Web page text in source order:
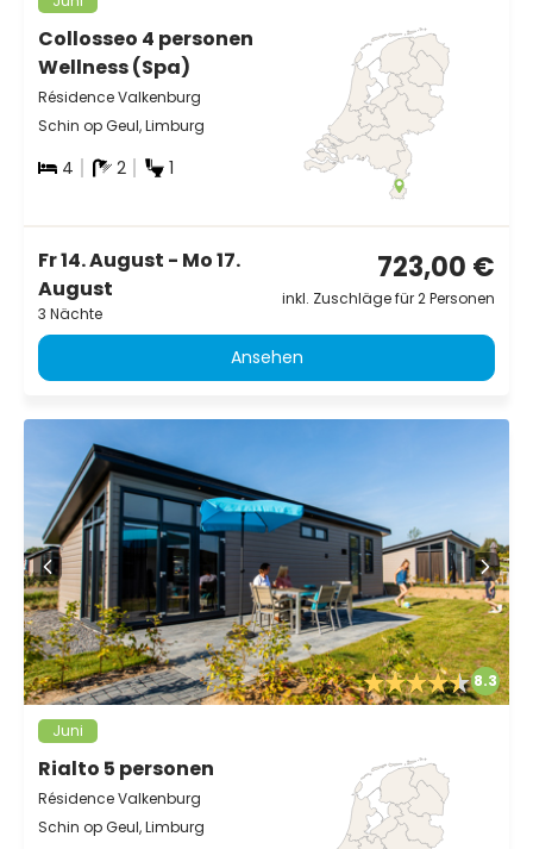
Collosseo 4 personen
Wellness (Spa)
Résidence Valkenburg
Schin op Geul, Limburg
4 2 1
Fr 14. August - Mo 17.
August
3 Nächte
723,00 €
inkl. Zuschläge für 2 Personen
Ansehen
8.3
Juni
Rialto 5 personen
Résidence Valkenburg
Schin op Geul, Limburg